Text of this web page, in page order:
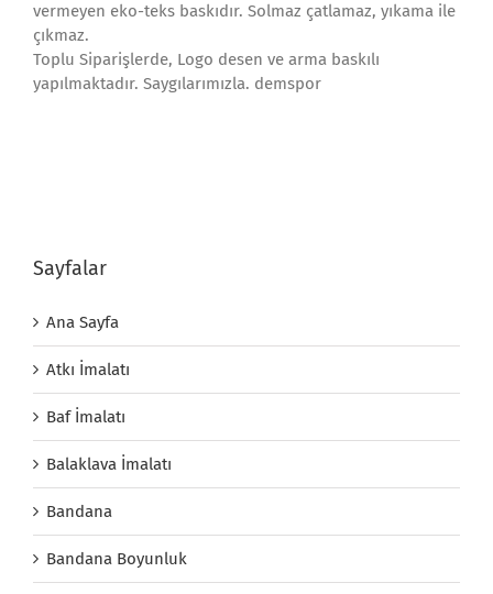
vermeyen eko-teks baskıdır. Solmaz çatlamaz, yıkama ile
çıkmaz.
Toplu Siparişlerde, Logo desen ve arma baskılı
yapılmaktadır. Saygılarımızla. demspor
Sayfalar
Ana Sayfa
Atkı İmalatı
Baf İmalatı
Balaklava İmalatı
Bandana
Bandana Boyunluk